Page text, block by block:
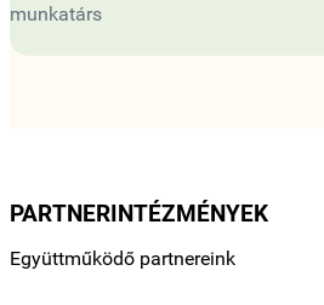
munkatárs
PARTNERINTÉZMÉNYEK
Együttműködő partnereink